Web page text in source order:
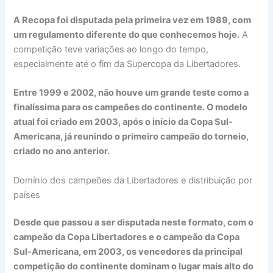
A Recopa foi disputada pela primeira vez em 1989, com
um regulamento diferente do que conhecemos hoje. A
competição teve variações ao longo do tempo,
especialmente até o fim da Supercopa da Libertadores.
Entre 1999 e 2002, não houve um grande teste como a
finalíssima para os campeões do continente. O modelo
atual foi criado em 2003, após o início da Copa Sul-
Americana, já reunindo o primeiro campeão do torneio,
criado no ano anterior.
Domínio dos campeões da Libertadores e distribuição por
países
Desde que passou a ser disputada neste formato, com o
campeão da Copa Libertadores e o campeão da Copa
Sul-Americana, em 2003, os vencedores da principal
competição do continente dominam o lugar mais alto do